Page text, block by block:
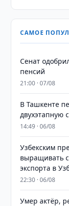
САМОЕ
Сенат
пенсий
21:00 · 07/08
В Ташкенте
двухэтапную
14:49 · 06/08
Узбекским
выращивать
экспорта в
22:30 · 06/08
Умер актёр,